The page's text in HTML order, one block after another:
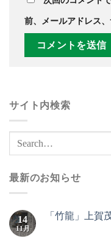
前、メールアドレス、
サイト内検索
最新のお知らせ
14
11月
「竹龍」上賀